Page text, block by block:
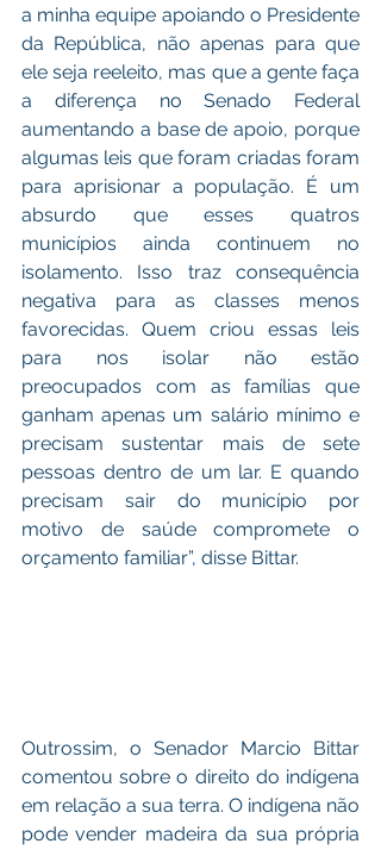
a minha equipe apoiando o Presidente
da República, não apenas para que
ele seja reeleito, mas que a gente faça
a diferença no Senado Federal
aumentando a base de apoio, porque
algumas leis que foram criadas foram
para aprisionar a população. É um
absurdo que esses quatros
municípios ainda continuem no
isolamento. Isso traz consequência
negativa para as classes menos
favorecidas. Quem criou essas leis
para nos isolar não estão
preocupados com as famílias que
ganham apenas um salário mínimo e
precisam sustentar mais de sete
pessoas dentro de um lar. E quando
precisam sair do município por
motivo de saúde compromete o
orçamento familiar”, disse Bittar.
Outrossim, o Senador Marcio Bittar
comentou sobre o direito do indígena
em relação a sua terra. O indígena não
pode vender madeira da sua própria